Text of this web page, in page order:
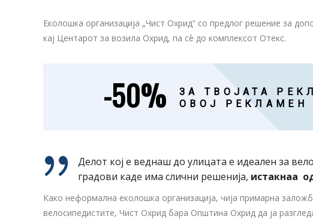
Еколошка организација „Чист Охрид“ со предлог решение за
кај Центарот за возила Охрид, па сѐ до комплексот Отекс.
-50%
ЗА ТВОЈАТА
ОВОЈ РЕКЛАМЕН
Делот кој е веднаш до улицата е идеален за
градови каде има слични решенија, истакнаа
Како неформална еколошка организација, чија примарна
велосипедистите, Чист Охрид бара Општина Охрид да ја